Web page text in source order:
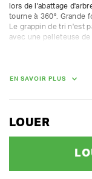
lors de l'abattage
tourne à 360°. Grande
Le grappin de tri n'est
avec une pelleteuse de
Pression rotation: 150
Ouverture: 900 mm
Capacité: 70 Ltr
EN SAVOIR PLUS
LOUER